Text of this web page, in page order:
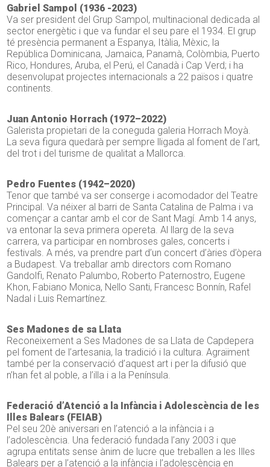
Gabriel Sampol (1936 -2023)
Va ser president del Grup Sampol, multinacional dedicada al
sector energètic i que va fundar el seu pare el 1934. El grup
té presència permanent a Espanya, Itàlia, Mèxic, la
República Dominicana, Jamaica, Panamà, Colòmbia, Puerto
Rico, Hondures, Aruba, el Perú, el Canadà i Cap Verd; i ha
desenvolupat projectes internacionals a 22 països i quatre
continents.
Juan Antonio Horrach (1972–2022)
Galerista propietari de la coneguda galeria Horrach Moyà.
La seva figura quedarà per sempre lligada al foment de l’art,
del trot i del turisme de qualitat a Mallorca.
Pedro Fuentes (1942–2020)
Tenor que també va ser conserge i acomodador del Teatre
Principal. Va néixer al barri de Santa Catalina de Palma i va
començar a cantar amb el cor de Sant Magí. Amb 14 anys,
va entonar la seva primera opereta. Al llarg de la seva
carrera, va participar en nombroses gales, concerts i
festivals. A més, va prendre part d’un concert d’àries d’òpera
a Budapest. Va treballar amb directors com Romano
Gandolfi, Renato Palumbo, Roberto Paternostro, Eugene
Khon, Fabiano Monica, Nello Santi, Francesc Bonnín, Rafel
Nadal i Luis Remartínez.
Ses Madones de sa Llata
Reconeixement a Ses Madones de sa Llata de Capdepera
pel foment de l’artesania, la tradició i la cultura. Agraïment
també per la conservació d’aquest art i per la difusió que
n’han fet al poble, a l’illa i a la Península.
Federació d’Atenció a la Infància i Adolescència de les
Illes Balears (FEIAB)
Pel seu 20è aniversari en l’atenció a la infància i a
l’adolescència. Una federació fundada l’any 2003 i que
agrupa entitats sense ànim de lucre que treballen a les Illes
Balears per a l’atenció a la infància i l’adolescència en